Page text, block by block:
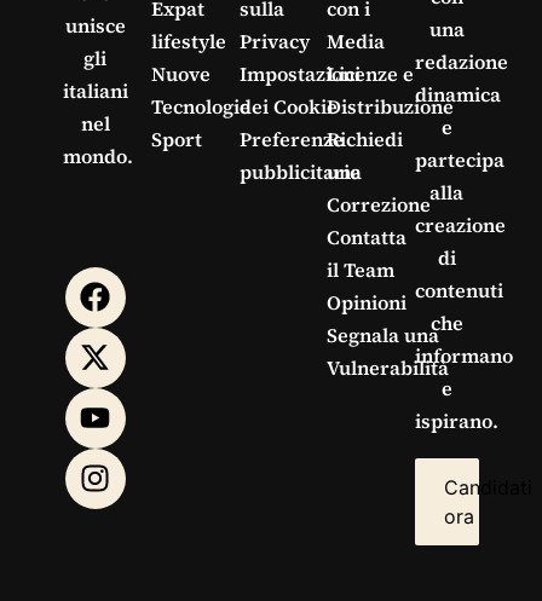
unisce
gli
italiani
nel
mondo.
Expat
lifestyle
Nuove
Tecnologie
Sport
sulla
Privacy
Impostazioni
dei Cookie
Preferenze
pubblicitarie
con i
Media
Licenze e
Distribuzione
Richiedi
una
Correzione
Contatta
il Team
Opinioni
Segnala una
Vulnerabilità
una
redazione
dinamica
e
partecipa
alla
creazione
di
contenuti
che
informano
e
ispirano.
Candidati
ora